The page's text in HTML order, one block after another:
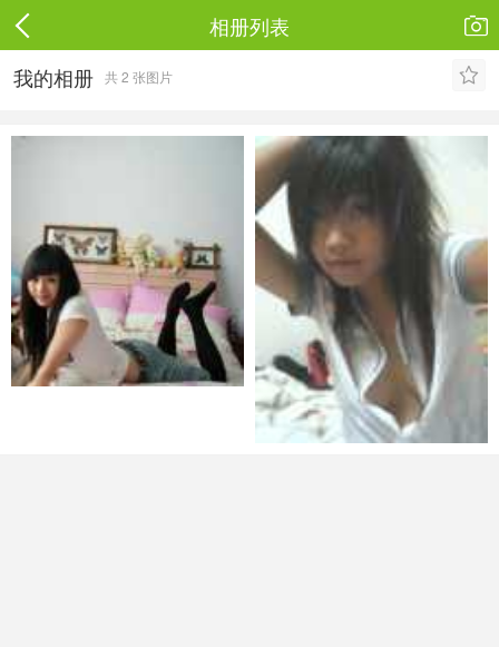
相册列表 
我的相册 共 2 张图片 